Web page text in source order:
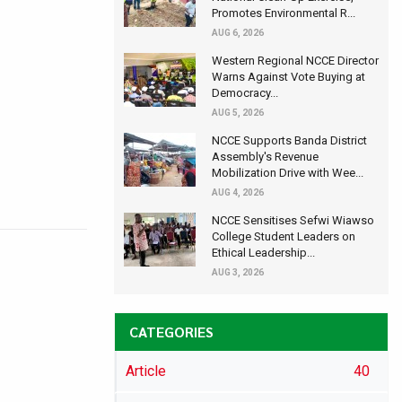
Promotes Environmental R...
AUG 6, 2026
Western Regional NCCE Director
Warns Against Vote Buying at
Democracy...
AUG 5, 2026
NCCE Supports Banda District
Assembly's Revenue
Mobilization Drive with Wee...
AUG 4, 2026
NCCE Sensitises Sefwi Wiawso
College Student Leaders on
Ethical Leadership...
AUG 3, 2026
CATEGORIES
Article 40